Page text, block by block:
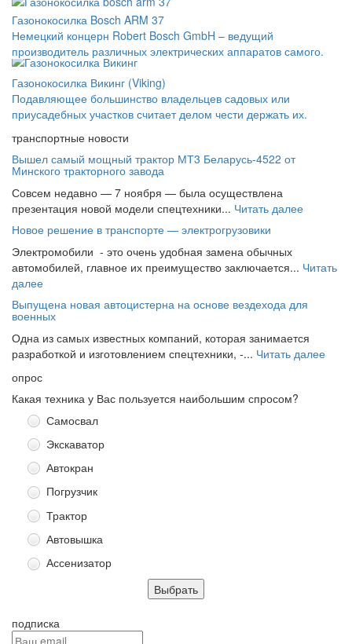
Газонокосилка Bosch ARM 37
Немецкий концерн Robert Bosch GmbH – ведущий
производитель различных электрических аппаратов самого.
Газонокосилка Викинг (Viking)
Подавляющее большинство владельцев садовых или
приусадебных участков считает делом чести держать их.
транспортные новости
Вышел самый мощный трактор МТ3 Беларусь-4522 от
Минского тракторного завода
Совсем недавно — 7 ноября — была осуществлена
презентация новой модели спецтехники... Читать далее
Новое решение в транспорте — электрогрузовики
Электромобили - это очень удобная замена обычных
автомобилей, главное их преимущество заключается... Читать
далее
Выпущена новая автоцистерна на основе вездехода для
военных
Одна из самых известных компаний, которая занимается
разработкой и изготовлением спецтехники, -... Читать далее
опрос
Какая техника у Вас пользуется наибольшим спросом?
Самосвал
Экскаватор
Автокран
Погрузчик
Трактор
Автовышка
Ассенизатор
подписка